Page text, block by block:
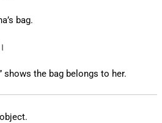
bag.
shows the bag belongs to her.